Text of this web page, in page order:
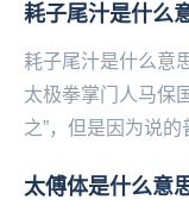
耗子尾汁是什么
耗子尾汁是什么意
太极拳掌门人马保
之”，但是因为说
太傅体是什么意